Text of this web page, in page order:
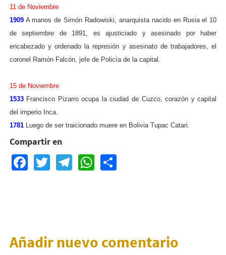
11 de Noviembre
1909A manos de Simón Radowiski, anarquista nacido en Rusia el 10
de septiembre de 1891, es ajusticiado y asesinado por haber
encabezado y ordenado la represión y asesinato de trabajadores, el
coronel Ramón Falcón, jefe de Policía de la capital.
15 de Noviembre
1533 Francisco Pizarro ocupa la ciudad de Cuzco, corazón y capital
del imperio Inca.
1781 Luego de ser traicionado muere en Bolivia Tupac Catari.
Compartir en
Facebook
TwitterTelegram
WhatsApp
Share
Añadir nuevo comentario